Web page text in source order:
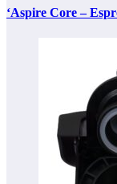
‘Aspire Core –